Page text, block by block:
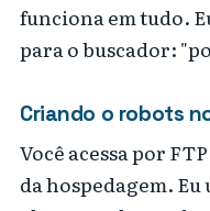
funciona em tudo.
para o buscador:
Criando o robots
Você acessa por
da hospedagem. Eu